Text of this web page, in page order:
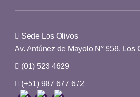
Sede Los Olivos
Av. Antúnez de Mayolo N° 958, Los
(01) 523 4629
(+51) 987 677 672